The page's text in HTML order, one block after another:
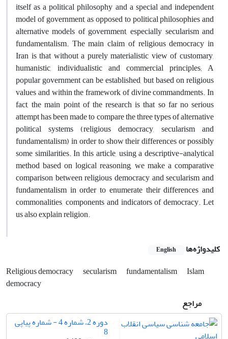
itself as a political philosophy and a special and independent
model of government, as opposed to political philosophies and
alternative models of government, especially secularism and
fundamentalism. The main claim of religious democracy in
Iran is that without a purely materialistic view of customary,
humanistic, individualistic and commercial principles; A
popular government can be established, but based on religious
values ​​and within the framework of divine commandments. In
fact, the main point of the research is that so far no serious
attempt has been made to compare the three types of alternative
political systems (religious democracy, secularism and
fundamentalism) in order to show their differences or possibly
some similarities. In this article, using a descriptive-analytical
method based on logical reasoning, we make a comparative
comparison between religious democracy and secularism and
fundamentalism in order to enumerate their differences and
commonalities, components and indicators of democracy. Let
us also explain religion.
کلیدواژه‌ها English
Religious democracy secularism fundamentalism
Islam
democracy
مراجع
دوره 2، شماره 4 - شماره پیاپی
8